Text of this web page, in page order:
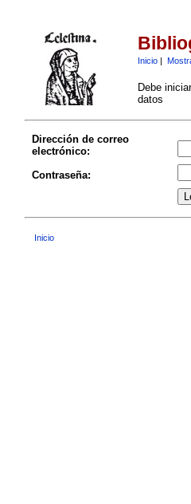
Inicio|
Debe
datos
Dirección de correo
electrónico:
Contraseña:
Inicio